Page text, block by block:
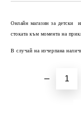
Онлайн магазин за детски
стоката към момента на
В случай на изчерпана